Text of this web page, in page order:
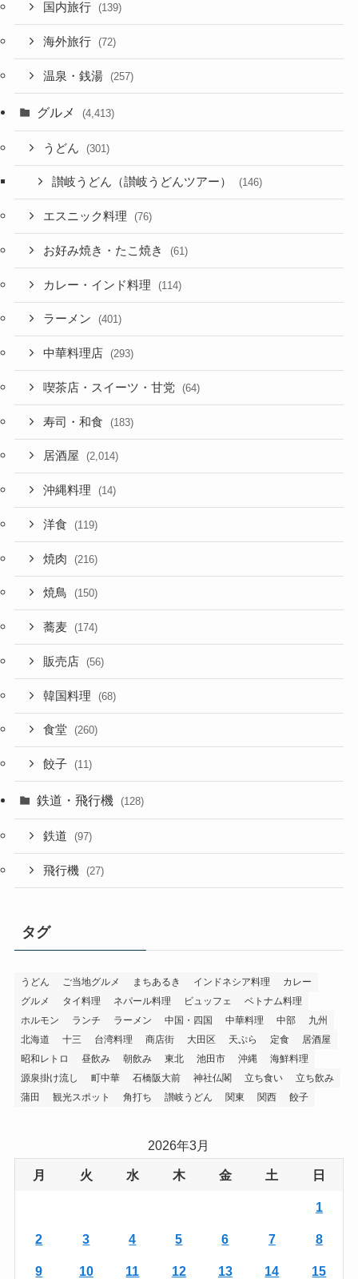
国内旅行 (139)
海外旅行 (72)
温泉・銭湯 (257)
グルメ (4,413)
うどん (301)
讃岐うどん（讃岐うどんツアー） (146)
エスニック料理 (76)
お好み焼き・たこ焼き (61)
カレー・インド料理 (114)
ラーメン (401)
中華料理店 (293)
喫茶店・スイーツ・甘党 (64)
寿司・和食 (183)
居酒屋 (2,014)
沖縄料理 (14)
洋食 (119)
焼肉 (216)
焼鳥 (150)
蕎麦 (174)
販売店 (56)
韓国料理 (68)
食堂 (260)
餃子 (11)
鉄道・飛行機 (128)
鉄道 (97)
飛行機 (27)
タグ
うどん ご当地グルメ まちあるき インドネシア料理
カレー
グルメ
タイ料理 ネパール料理 ビュッフェ
ベトナム料理
ホルモン
ランチ ラーメン 中国・四国 中華料理 中部
九州
北海道
十三 台湾料理 商店街 大田区 天ぷら 定食
居酒屋
昭和レトロ
昼飲み 朝飲み 東北 池田市 沖縄
海鮮料理
源泉掛け流し
町中華 石橋阪大前 神社仏閣 立ち食い
立ち飲み
蒲田
観光スポット 角打ち 讃岐うどん 関東 関西 餃子
2026年3月
月 火 水 木 金 土 日
1
2 3 4 5 6 7 8
9 10 11 12 13 14 15